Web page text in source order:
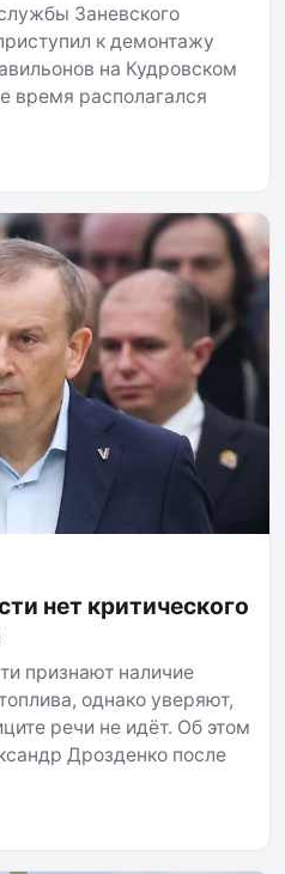
Заневского
к демонтажу
на Кудровском
время располагался
нет критического
признают наличие
однако уверяют,
речи не идёт. Об этом
Дрозденко после